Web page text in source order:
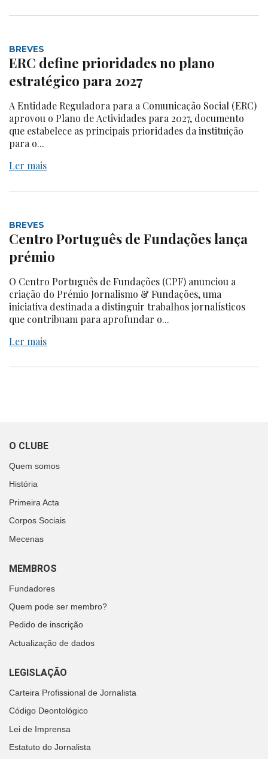
BREVES
ERC define prioridades no plano
estratégico para 2027
A Entidade Reguladora para a Comunicação Social (ERC)
aprovou o Plano de Actividades para 2027, documento
que estabelece as principais prioridades da instituição
para o...
Ler mais
BREVES
Centro Português de Fundações lança
prémio
O Centro Português de Fundações (CPF) anunciou a
criação do Prémio Jornalismo & Fundações, uma
iniciativa destinada a distinguir trabalhos jornalísticos
que contribuam para aprofundar o...
Ler mais
O CLUBE
Quem somos
História
Primeira Acta
Corpos Sociais
Mecenas
MEMBROS
Fundadores
Quem pode ser membro?
Pedido de inscrição
Actualização de dados
LEGISLAÇÃO
Carteira Profissional de Jornalista
Código Deontológico
Lei de Imprensa
Estatuto do Jornalista